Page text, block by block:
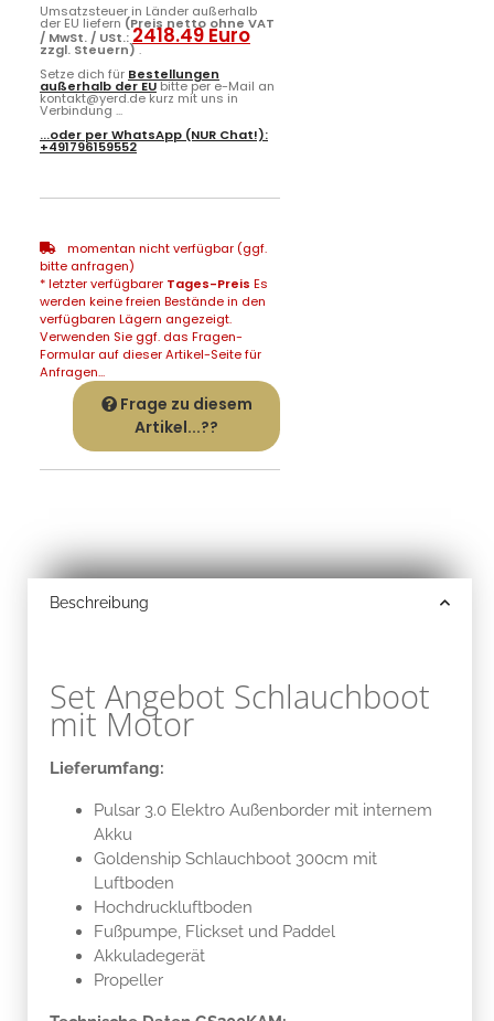
Umsatzsteuer in Länder außerhalb
der EU liefern (Preis netto ohne VAT
/ MwSt. / USt.:2418.49 Euro
zzgl. Steuern).
Setze dich für Bestellungen
außerhalb der EUbitte per e-Mail an
kontakt@yerd.de kurz mit uns in
Verbindung ...
...oder perWhatsApp (NUR Chat!):
+491796159552
momentan nicht verfügbar (ggf.
bitte anfragen)
* letzter verfügbarer Tages-Preis Es
werden keine freien Bestände in den
verfügbaren Lägern angezeigt.
Verwenden Sie ggf. das Fragen-
Formular auf dieser Artikel-Seite für
Anfragen...
Frage zu diesem
Artikel...??
Beschreibung
Set Angebot Schlauchboot
mit Motor
Lieferumfang:
Pulsar 3.0 Elektro Außenborder mit internem
Akku
Goldenship Schlauchboot 300cm mit
Luftboden
Hochdruckluftboden
Fußpumpe, Flickset und Paddel
Akkuladegerät
Propeller